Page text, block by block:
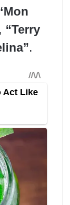
, “Terry
.